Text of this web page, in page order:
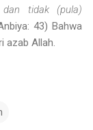
dan tidak (pula)
43) Bahwa
azab Allah.